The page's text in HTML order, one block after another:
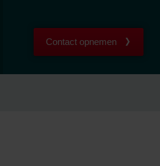
Contact opnemen